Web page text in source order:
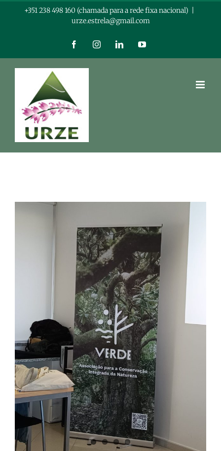
+351 238 498 160 (chamada para a rede fixa nacional)
urze.estrela@gmail.com
FacebookInstagramLinkedInYouTube